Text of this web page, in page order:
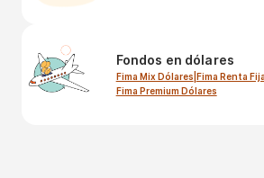
Fondos en dólares
Fima Mix Dólares Fima Renta
Fima Premium Dólares